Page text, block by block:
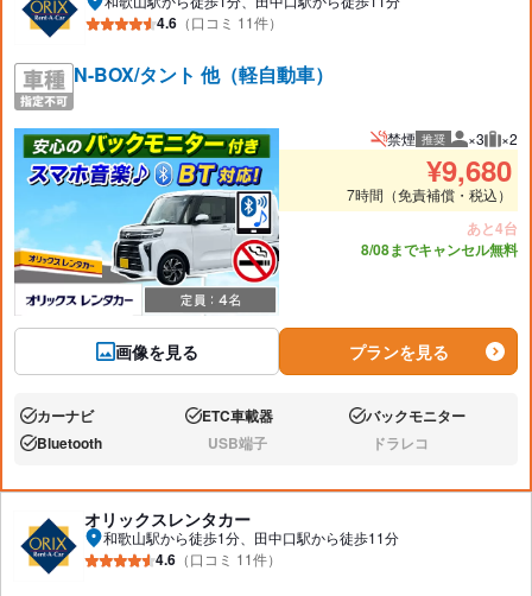
4.6 （口コミ 11件）
N-BOX/タント 他（軽自動車）
画像を見る
禁煙 推奨 推奨人数
×3 推奨
×2
¥9,680
7時間（免責補償・税込）
あと4台
8/08までキャンセル無料
プランを見る
あり:カーナビ あり:ETC車載器 あり:バックモニター
あり:Bluetooth なし:USB端子 なし:ドラレコ
オリックスレンタカー
和歌山駅から徒歩1分、田中口駅から徒歩11分
4.6 （口コミ 11件）